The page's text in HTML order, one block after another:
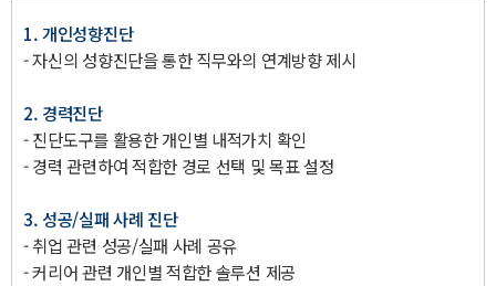
1. 개인성향진단
- 자신의 성향진단을 통한 직무와의 연계방향 제시
2. 경력진단
- 진단도구를 활용한 개인별 내적가치 확인
- 경력 관련하여 적합한 경로 선택 및 목표 설정
3. 성공/실패 사례 진단
- 취업 관련 성공/실패 사례 공유
- 커리어 관련 개인별 적합한 솔루션 제공